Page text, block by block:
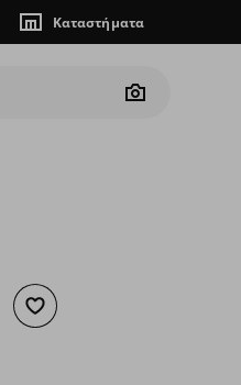
Καταστήματα
Camera
Προσθήκη στα αγαπημένα